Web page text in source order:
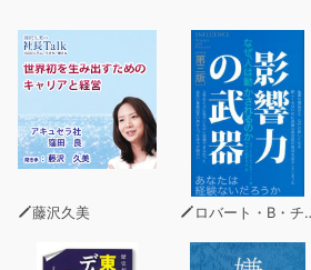
■大家
CV.相羽あいな
見た目は小さな女の子。中身はあな
人生の大先輩。
また、今人気沸騰中の耳かき専門店
営者。
さらなる店の発展のために、最近は
見た目を利用した振る舞いで、相手
藤沢久美 ロバート・B・チャルディーニ